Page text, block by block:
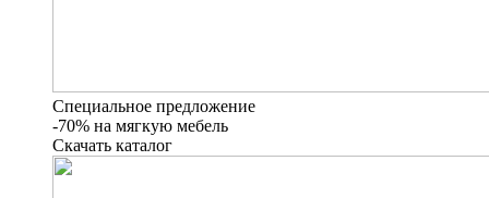
Специальное предложение
-70% на мягкую мебель
Скачать каталог